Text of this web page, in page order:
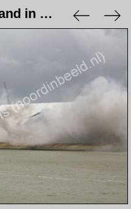
31 juli 2007 - Brand in de loodsen Veem & Factor